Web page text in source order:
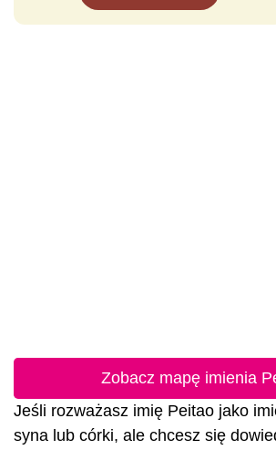
Zobacz mapę imienia
Jeśli rozważasz imię Peitao jako
syna lub córki, ale chcesz się